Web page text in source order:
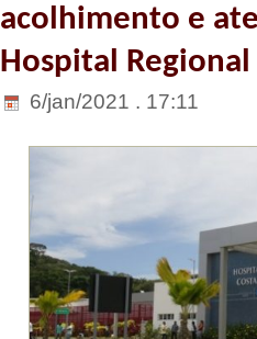
acolhimento e
Hospital Regional
6/jan/2021 . 17:11